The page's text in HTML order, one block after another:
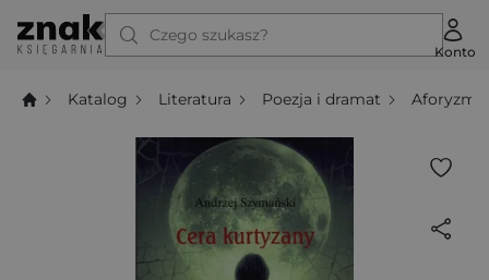
Czego szukasz?
Konto
Katalog Literatura Poezja i dramat Aforyzmy